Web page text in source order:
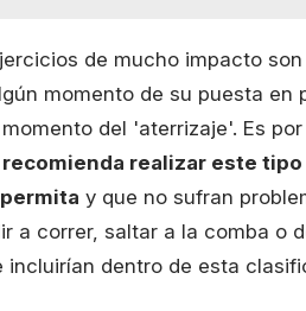
de mucho impacto
momento de su puesta
del 'aterrizaje'. Es
realizar este
y que no sufran
a correr, saltar a la comba o
incluirían dentro de esta